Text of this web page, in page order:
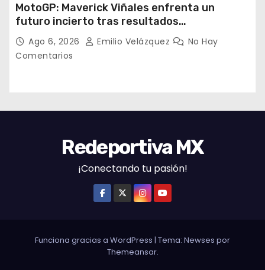
MotoGP: Maverick Viñales enfrenta un
futuro incierto tras resultados
decepcionantes
Ago 6, 2026 Emilio Velázquez
No Hay
Comentarios
Redeportiva MX
¡Conectando tu pasión!
Funciona gracias a WordPress | Tema: Newses por
Themeansar.